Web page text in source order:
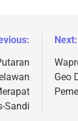
Sandi
Next:
Geo